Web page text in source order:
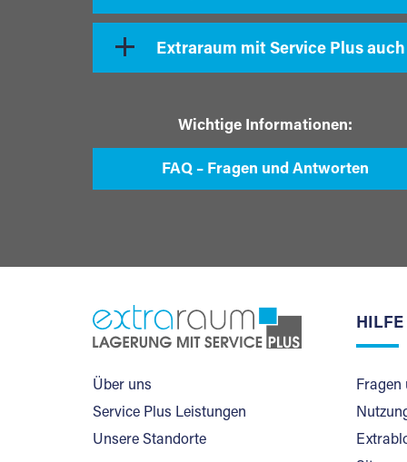
Extraraum mit Service Plus
Wichtige Informationen:
FAQ – Fragen und Antworten
Über uns
Service Plus Leistungen
Unsere Standorte
HILFE